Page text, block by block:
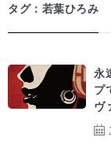
タグ：若葉ひろみ
永
プ
ヴ